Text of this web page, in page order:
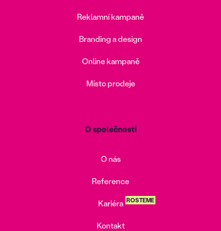
Reklamní kampaně
Branding a design
Online kampaně
Místo prodeje
O společnosti
O nás
Reference
Kariéra ROSTEME
Kontakt